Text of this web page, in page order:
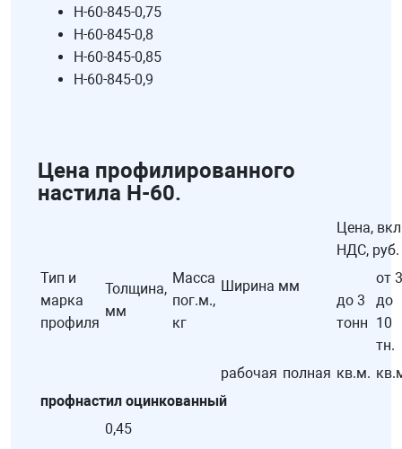
Н-60-845-0,75
Н-60-845-0,8
Н-60-845-0,85
Н-60-845-0,9
Цена профилированного
настила H-60.
Тип и
марка
профиля
Толщина,
мм
Масса
пог.м.,
кг
Ширина мм
Цена,
НДС, руб.
до 3
тонн
от 3
до
10
тн.
рабочая полная кв.м.
профнастил оцинкованный
0,45